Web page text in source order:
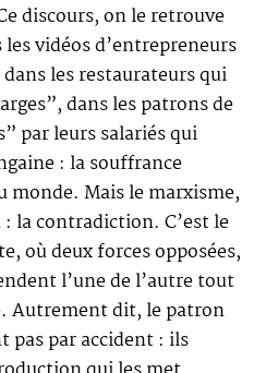
discours, on le retrouve
vidéos d’entrepreneurs
les restaurateurs qui
dans les patrons de
par leurs salariés qui
: la souffrance
monde. Mais le marxisme,
la contradiction. C’est le
où deux forces opposées,
l’une de l’autre tout
Autrement dit, le patron
pas par accident : ils